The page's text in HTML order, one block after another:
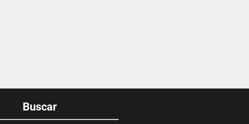
Buscar